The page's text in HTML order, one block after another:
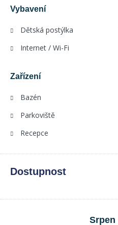
Vybavení
Dětská postýlka
Internet / Wi-Fi
Zařízení
Bazén
Parkoviště
Recepce
Dostupnost
Srpen